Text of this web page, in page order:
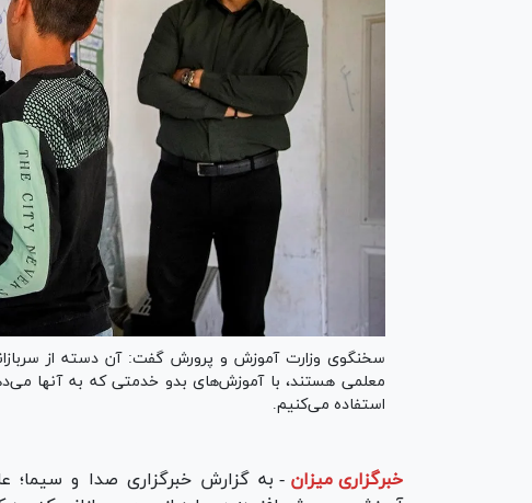
سخنگوی وزارت آموزش و پرورش گفت: آن دسته از
معلمی هستند، با آموزش‌های بدو خدمتی که به آنها
استفاده می‌کنیم.
خبرگزاری میزان - به گزارش خبرگزاری صدا و